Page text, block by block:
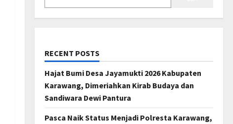
RECENT POSTS
Hajat Bumi Desa Jayamukti 2026 Kabupaten
Karawang, Dimeriahkan Kirab Budaya dan
Sandiwara Dewi Pantura
Pasca Naik Status Menjadi Polresta Karawang,